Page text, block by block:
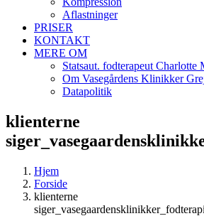
Aflastninger
PRISER
KONTAKT
MERE OM
Statsaut. fodterapeut Charlotte
Om Vasegårdens Klinikker
Datapolitik
klienterne
Hjem
Forside
klienterne